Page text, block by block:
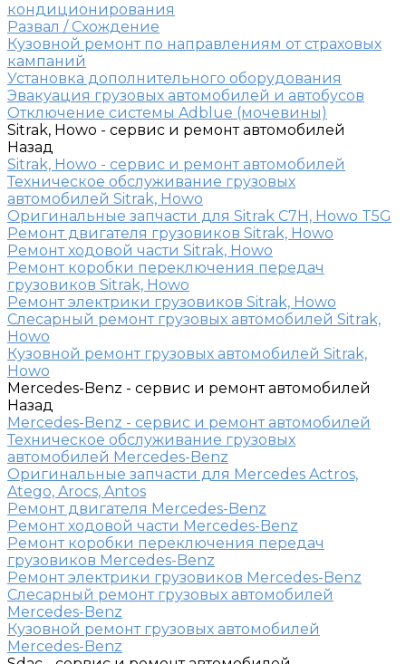
кондиционирования
Развал / Схождение
Кузовной ремонт по направлениям от страховых
кампаний
Установка дополнительного оборудования
Эвакуация грузовых автомобилей и автобусов
Отключение системы Adblue (мочевины)
Sitrak, Howo - сервис и ремонт автомобилей
Назад
Sitrak, Howo - сервис и ремонт автомобилей
Техническое обслуживание грузовых
автомобилей Sitrak, Howo
Оригинальные запчасти для Sitrak C7H, Howo T5G
Ремонт двигателя грузовиков Sitrak, Howo
Ремонт ходовой части Sitrak, Howo
Ремонт коробки переключения передач
грузовиков Sitrak, Howo
Ремонт электрики грузовиков Sitrak, Howo
Слесарный ремонт грузовых автомобилей Sitrak,
Howo
Кузовной ремонт грузовых автомобилей Sitrak,
Howo
Mercedes-Benz - сервис и ремонт автомобилей
Назад
Mercedes-Benz - сервис и ремонт автомобилей
Техническое обслуживание грузовых
автомобилей Mercedes-Benz
Оригинальные запчасти для Mercedes Actros,
Atego, Arocs, Antos
Ремонт двигателя Mercedes-Benz
Ремонт ходовой части Mercedes-Benz
Ремонт коробки переключения передач
грузовиков Mercedes-Benz
Ремонт электрики грузовиков Mercedes-Benz
Слесарный ремонт грузовых автомобилей
Mercedes-Benz
Кузовной ремонт грузовых автомобилей
Mercedes-Benz